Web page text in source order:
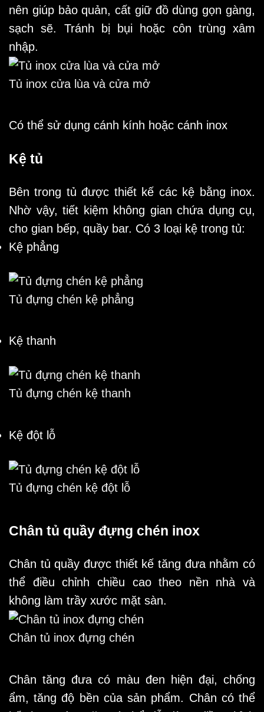
nên giúp bảo quản, cất giữ đồ dùng gọn gàng,
sạch sẽ. Tránh bị bụi hoặc côn trùng xâm
nhập.
Tủ inox cửa lùa và cửa mở
Có thể sử dụng cánh kính hoặc cánh inox
Kệ tủ
Bên trong tủ được thiết kế các kệ bằng inox.
Nhờ vậy, tiết kiệm không gian chứa dụng cụ,
cho gian bếp, quầy bar. Có 3 loại kệ trong tủ:
Kệ phẳng
Tủ đựng chén kệ phẳng
Kệ thanh
Tủ đựng chén kệ thanh
Kệ đột lỗ
Tủ đựng chén kệ đột lỗ
Chân tủ quầy đựng chén inox
Chân tủ quầy được thiết kế tăng đưa nhằm có
thể điều chỉnh chiều cao theo nền nhà và
không làm trầy xước mặt sàn.
Chân tủ inox đựng chén
Chân tăng đưa có màu đen hiện đại, chống
ẩm, tăng độ bền của sản phẩm. Chân có thể